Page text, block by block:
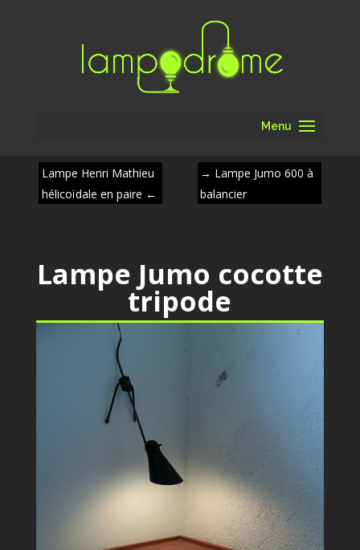
Menu
Lampe Henri Mathieu
hélicoïdale en paire ←
→ Lampe Jumo 600 à
balancier
Lampe Jumo cocotte
tripode